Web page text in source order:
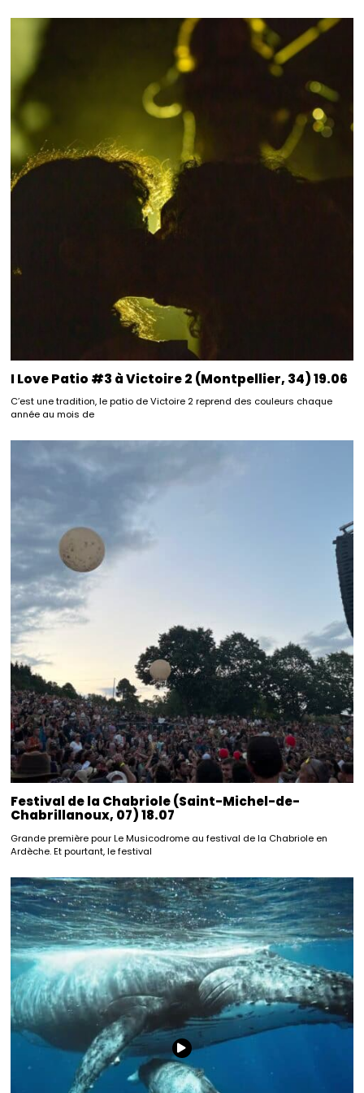
I Love Patio #3 à Victoire 2 (Montpellier, 34) 19.06
C’est une tradition, le patio de Victoire 2 reprend des couleurs chaque
année au mois de
Festival de la Chabriole (Saint-Michel-de-
Chabrillanoux, 07) 18.07
Grande première pour Le Musicodrome au festival de la Chabriole en
Ardèche. Et pourtant, le festival